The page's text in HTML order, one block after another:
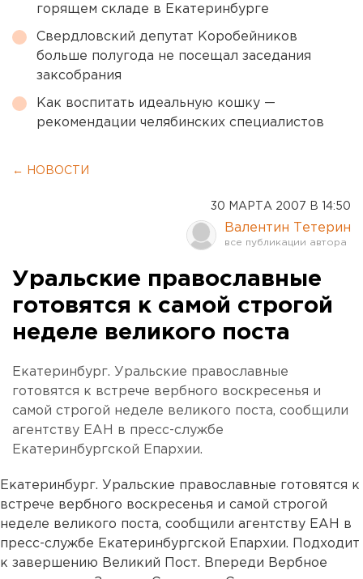
горящем складе в Екатеринбурге
Свердловский депутат Коробейников
больше полугода не посещал заседания
заксобрания
Как воспитать идеальную кошку —
рекомендации челябинских специалистов
← НОВОСТИ
30 МАРТА 2007 В 14:50
Валентин Тетерин
Уральские православные
готовятся к самой строгой
неделе великого поста
Екатеринбург. Уральские православные
готовятся к встрече вербного воскресенья и
самой строгой неделе великого поста, сообщили
агентству ЕАН в пресс-службе
Екатеринбургской Епархии.
Екатеринбург. Уральские православные готовятся к
встрече вербного воскресенья и самой строгой
неделе великого поста, сообщили агентству ЕАН в
пресс-службе Екатеринбургской Епархии. Подходит
к завершению Великий Пост. Впереди Вербное